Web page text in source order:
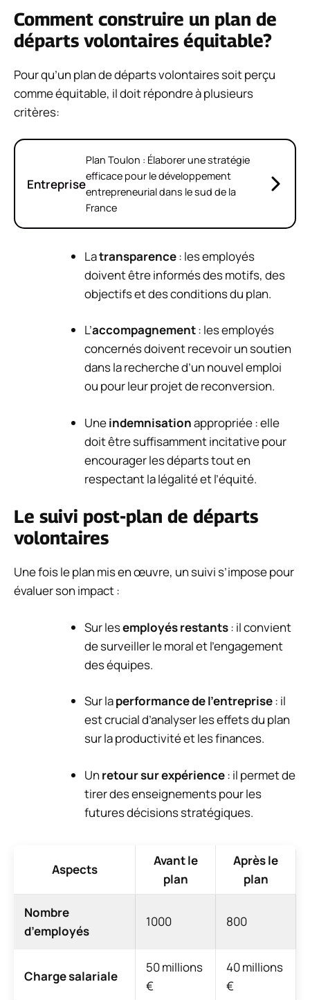
Comment construire un plan de
départs volontaires équitable?
Pour qu’un plan de départs volontaires soit perçu
comme équitable, il doit répondre à plusieurs
critères:
Entreprise
Plan Toulon : Élaborer une stratégie
efficace pour le développement
entrepreneurial dans le sud de la
France
Latransparence: les employés
doivent être informés des motifs, des
objectifs et des conditions du plan.
L’accompagnement: les employés
concernés doivent recevoir un soutien
dans la recherche d’un nouvel emploi
ou pour leur projet de reconversion.
Uneindemnisationappropriée : elle
doit être suffisamment incitative pour
encourager les départs tout en
respectant la légalité et l’équité.
Le suivi post-plan de départs
volontaires
Une fois le plan mis en œuvre, un suivi s’impose pour
évaluer son impact :
Sur lesemployés restants: il convient
de surveiller le moral et l’engagement
des équipes.
Sur laperformance de l’entreprise: il
est crucial d’analyser les effets du plan
sur la productivité et les finances.
Un retour sur expérience: il permet de
tirer des enseignements pour les
futures décisions stratégiques.
Aspects
Avant le
plan
Après le
plan
Nombre
d’employés
1000 800
Charge salariale
50 millions
€
40 millions
€